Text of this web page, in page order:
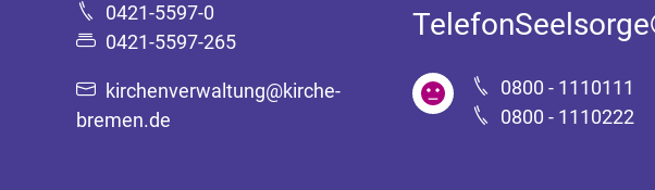
0421-5597-0
0421-5597-265
kirchenverwaltung@kirche-
bremen.de
0800 - 1110111
0800 - 1110222